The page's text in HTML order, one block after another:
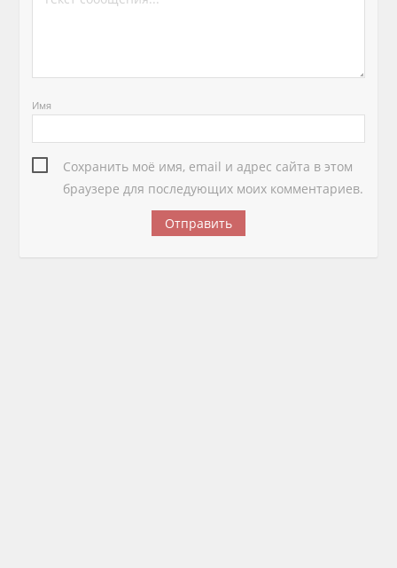
Имя
Сохранить моё имя, email и адрес сайта в этом
браузере для последующих моих комментариев.